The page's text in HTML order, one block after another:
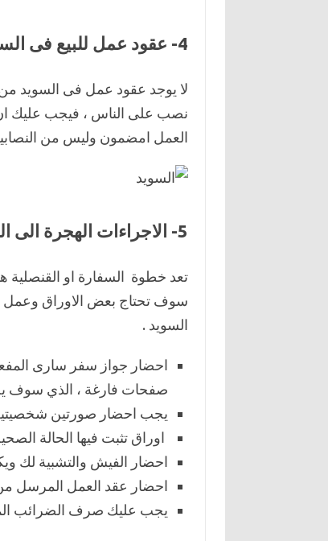
4- عقود عمل للبيع فى السويد :
لا يوجد عقود عمل فى السويد من
نصب على الناس ، فيجب عليك
العمل امضمون وليس من
5- الاجراءات الهجرة الى السويد من خلال السفارة :
تعد خطوة السفارة او القنصلية
سوف تحتاج بعض الاوراق وعمل
السويد .
احضار جواز سفر سارى
صفحات فارغة ، الذي سوف
يجب احضار صورتين
اوراق تثبت فيها الحالة
احضار الفيش والتشبية لك
احضار عقد العمل المرسل
يجب عليك صرف الضرائب